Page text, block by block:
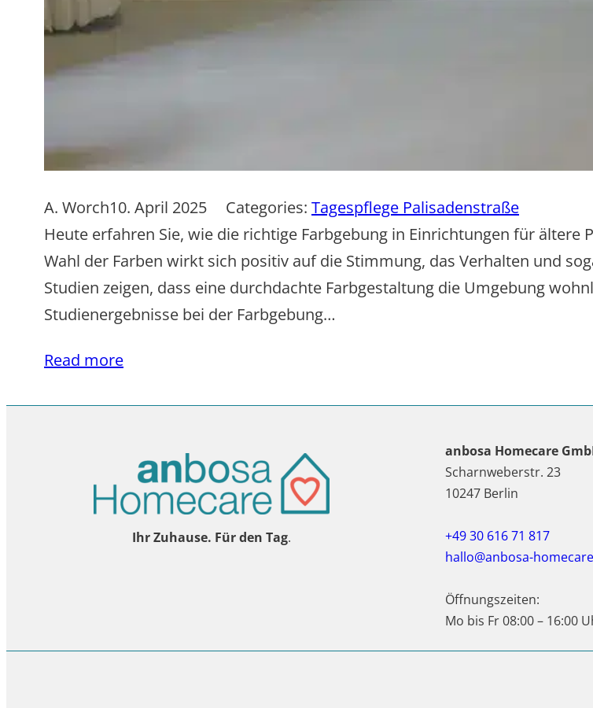
A. Worch10. April 2025 Categories: Tagespflege Palisadenstraße
Heute erfahren Sie, wie die richtige Farbgebung in Einrichtungen für
Wahl der Farben wirkt sich positiv auf die Stimmung, das Verhalten und
Studien zeigen, dass eine durchdachte Farbgestaltung die Umgebung
Studienergebnisse bei der Farbgebung…
Read more
Ihr Zuhause. Für den Tag.
anbosa Homecare
Scharnweberstr. 23
10247 Berlin
+49 30 616 71 817
hallo@anbosa-
Öffnungszeiten:
Mo bis Fr 08:00 – 16:00